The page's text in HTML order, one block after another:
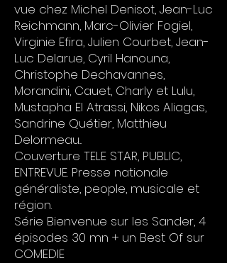
vue chez Michel Denisot, Jean-Luc
Reichmann, Marc-Olivier Fogiel,
Virginie Efira, Julien Courbet, Jean-
Luc Delarue, Cyril Hanouna,
Christophe Dechavannes,
Morandini, Cauet, Charly et Lulu,
Mustapha El Atrassi, Nikos Aliagas,
Sandrine Quétier, Matthieu
Delormeau...
Couverture TELE STAR, PUBLIC,
ENTREVUE. Presse nationale
généraliste, people, musicale et
région.
Série Bienvenue sur les Sander, 4
épisodes 30 mn + un Best Of sur
COMEDIE